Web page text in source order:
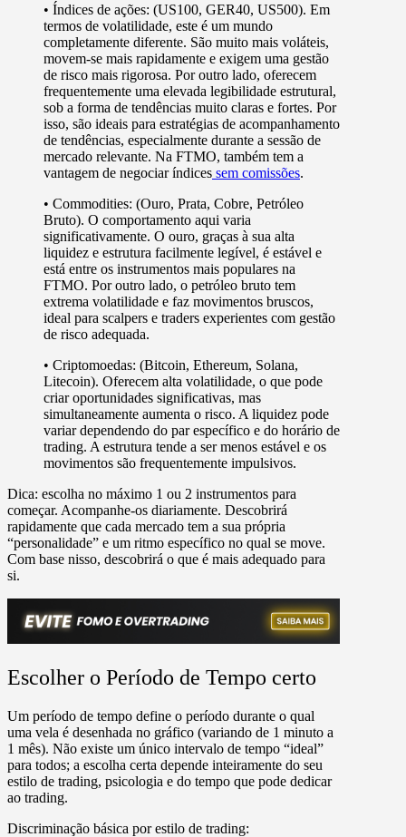
• Índices de ações: (US100, GER40, US500). Em
termos de volatilidade, este é um mundo
completamente diferente. São muito mais voláteis,
movem-se mais rapidamente e exigem uma gestão
de risco mais rigorosa. Por outro lado, oferecem
frequentemente uma elevada legibilidade estrutural,
sob a forma de tendências muito claras e fortes. Por
isso, são ideais para estratégias de acompanhamento
de tendências, especialmente durante a sessão de
mercado relevante. Na FTMO, também tem a
vantagem de negociar índices sem comissões.
• Commodities: (Ouro, Prata, Cobre, Petróleo
Bruto). O comportamento aqui varia
significativamente. O ouro, graças à sua alta
liquidez e estrutura facilmente legível, é estável e
está entre os instrumentos mais populares na
FTMO. Por outro lado, o petróleo bruto tem
extrema volatilidade e faz movimentos bruscos,
ideal para scalpers e traders experientes com gestão
de risco adequada.
• Criptomoedas: (Bitcoin, Ethereum, Solana,
Litecoin). Oferecem alta volatilidade, o que pode
criar oportunidades significativas, mas
simultaneamente aumenta o risco. A liquidez pode
variar dependendo do par específico e do horário de
trading. A estrutura tende a ser menos estável e os
movimentos são frequentemente impulsivos.
Dica: escolha no máximo 1 ou 2 instrumentos para
começar. Acompanhe-os diariamente. Descobrirá
rapidamente que cada mercado tem a sua própria
“personalidade” e um ritmo específico no qual se move.
Com base nisso, descobrirá o que é mais adequado para
si.
Escolher o Período de Tempo certo
Um período de tempo define o período durante o qual
uma vela é desenhada no gráfico (variando de 1 minuto a
1 mês). Não existe um único intervalo de tempo “ideal”
para todos; a escolha certa depende inteiramente do seu
estilo de trading, psicologia e do tempo que pode dedicar
ao trading.
Discriminação básica por estilo de trading: